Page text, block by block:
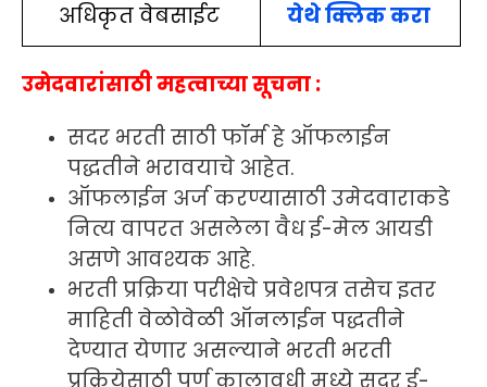
अधिकृत वेबसाईट येथे क्लिककरा
उमेदवारांसाठी महत्वाच्या सूचना :
सदर भरती साठी फॉर्म हे ऑफलाईन
पद्धतीने भरावयाचे आहेत.
ऑफलाईन अर्ज करण्यासाठी उमेदवाराकडे
नित्य वापरत असलेला वैध ई-मेल आयडी
असणे आवश्यक आहे.
भरती प्रक्रिया परीक्षेचे प्रवेशपत्र तसेच इतर
माहिती वेळोवेळी ऑनलाईन पद्धतीने
देण्यात येणार असल्याने भरती भरती
प्रक्रियेसाठी पूर्ण कालावधी मध्ये सदर ई-